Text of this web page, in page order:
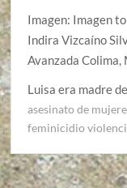
Imagen: Imagen
Indira Vizcaíno
Avanzada
Luisa era madre
asesinato de
feminicidio